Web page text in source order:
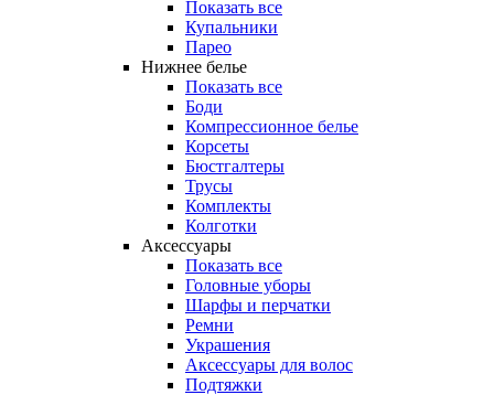
Показать все
Купальники
Парео
Нижнее белье
Показать все
Боди
Компрессионное белье
Корсеты
Бюстгалтеры
Трусы
Комплекты
Колготки
Аксессуары
Показать все
Головные уборы
Шарфы и перчатки
Ремни
Украшения
Аксессуары для волос
Подтяжки